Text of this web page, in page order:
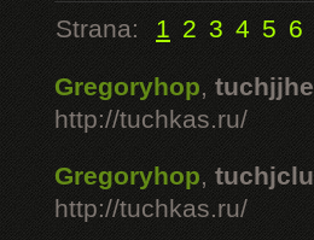
Strana: 1 2 3 4 5 6
Gregoryhop,tuchjjhe
http://tuchkas.ru/
Gregoryhop, tuchjclu
http://tuchkas.ru/